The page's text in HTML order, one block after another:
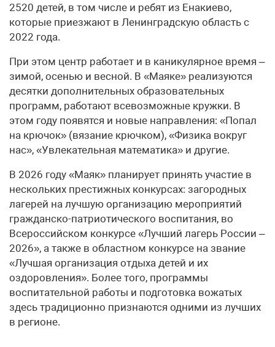
2520 детей, в том числе и ребят из Енакиево,
которые приезжают в Ленинградскую область с
2022 года.
При этом центр работает и в каникулярное время –
зимой, осенью и весной. В «Маяке» реализуются
десятки дополнительных образовательных
программ, работают всевозможные кружки. В
этом году появятся и новые направления: «Попал
на крючок» (вязание крючком), «Физика вокруг
нас», «Увлекательная математика» и другие.
В 2026 году «Маяк» планирует принять участие в
нескольких престижных конкурсах: загородных
лагерей на лучшую организацию мероприятий
гражданско-патриотического воспитания, во
Всероссийском конкурсе «Лучший лагерь России –
2026», а также в областном конкурсе на звание
«Лучшая организация отдыха детей и их
оздоровления». Более того, программы
воспитательной работы и подготовка вожатых
здесь традиционно признаются одними из лучших
в регионе.